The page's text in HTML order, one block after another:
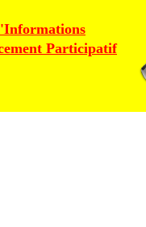
Participatif